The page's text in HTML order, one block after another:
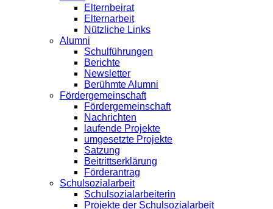
Elternbeirat
Elternarbeit
Nützliche Links
Alumni
Schulführungen
Berichte
Newsletter
Berühmte Alumni
Förder­gemeinschaft
Fördergemeinschaft
Nachrichten
laufende Projekte
umgesetzte Projekte
Satzung
Beitrittserklärung
Förderantrag
Schul­sozialarbeit
Schulsozialarbeiterin
Projekte der Schulsozialarbeit